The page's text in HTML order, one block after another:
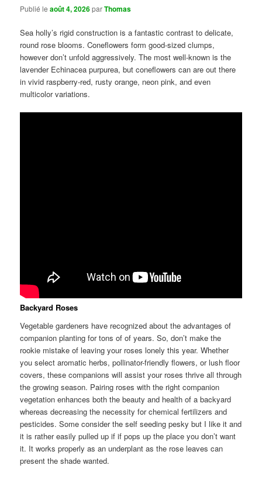
Publié leaoût 4, 2026parThomas
Sea holly’s rigid construction is a fantastic contrast to delicate,
round rose blooms. Coneflowers form good-sized clumps,
however don’t unfold aggressively. The most well-known is the
lavender Echinacea purpurea, but coneflowers can are out there
in vivid raspberry-red, rusty orange, neon pink, and even
multicolor variations.
Backyard Roses
Vegetable gardeners have recognized about the advantages of
companion planting for tons of of years. So, don’t make the
rookie mistake of leaving your roses lonely this year. Whether
you select aromatic herbs, pollinator-friendly flowers, or lush floor
covers, these companions will assist your roses thrive all through
the growing season. Pairing roses with the right companion
vegetation enhances both the beauty and health of a backyard
whereas decreasing the necessity for chemical fertilizers and
pesticides. Some consider the self seeding pesky but I like it and
it is rather easily pulled up if if pops up the place you don’t want
it. It works properly as an underplant as the rose leaves can
present the shade wanted.